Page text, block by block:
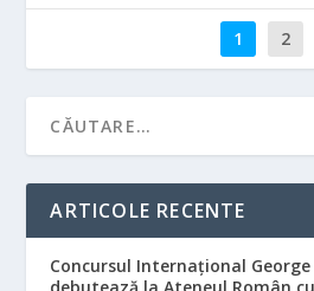
1 2
ARTICOLE RECENTE
Concursul Internațional George